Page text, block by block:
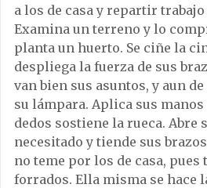
a los de casa y repartir
Examina un terreno y lo
planta un huerto. Se ciñe la
despliega la fuerza de sus
van bien sus asuntos, y aun
su lámpara. Aplica sus
dedos sostiene la rueca. Abre
necesitado y tiende sus
no teme por los de casa,
forrados. Ella misma se hace